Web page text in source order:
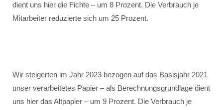
dient uns hier die Fichte – um 8 Prozent. Die Verbrauch je
Mitarbeiter reduzierte sich um 25 Prozent.
Wir steigerten im Jahr 2023 bezogen auf das Basisjahr 2021
unser verarbeitetes Papier – als Berechnungsgrundlage dient
uns hier das Altpapier – um 9 Prozent. Die Verbrauch je